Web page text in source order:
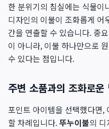
한 분위기의 침실에는 식물이
디자인의 이불이 조화롭게 어
간을 연출할 수 있습니다. 중
이 아니라, 이불 하나만으로
수 있다는 점입니다.
주변 소품과의 조화로운
포인트 아이템을 선택했다면,
할 차례입니다.뚜누이불의